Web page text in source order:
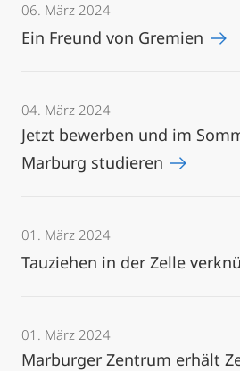
06. März 2024
Ein Freund von Gremien
04. März 2024
Jetzt bewerben und im
Marburg studieren
01. März 2024
Tauziehen in der Zelle
01. März 2024
Marburger Zentrum erhält